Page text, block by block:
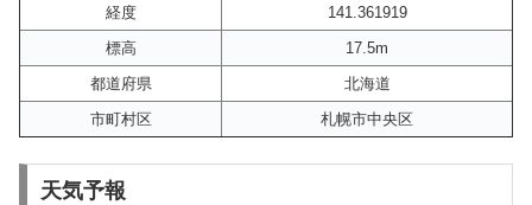
経度
141.361919
標高
17.5m
都道府県
北海道
市町村区
札幌市中央区
天気予報